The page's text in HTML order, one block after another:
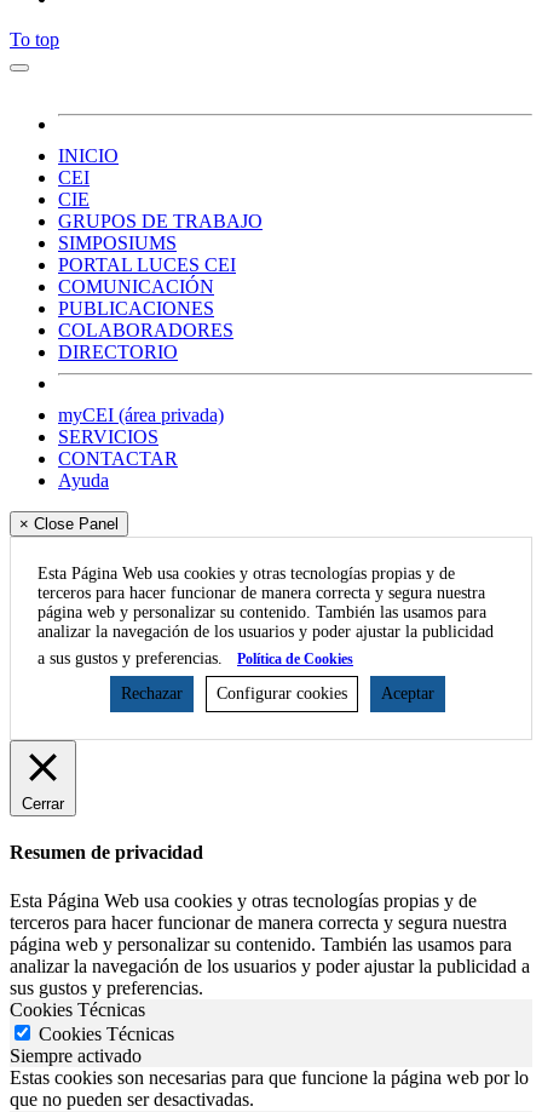
To top
INICIO
CEI
CIE
GRUPOS DE TRABAJO
SIMPOSIUMS
PORTAL LUCES CEI
COMUNICACIÓN
PUBLICACIONES
COLABORADORES
DIRECTORIO
myCEI (área privada)
SERVICIOS
CONTACTAR
Ayuda
× Close Panel
Esta Página Web usa cookies y otras tecnologías propias y de
terceros para hacer funcionar de manera correcta y segura nuestra
página web y personalizar su contenido. También las usamos para
analizar la navegación de los usuarios y poder ajustar la publicidad
a sus gustos y preferencias.
Política de Cookies
Rechazar Configurar cookies Aceptar
Cerrar
Resumen de privacidad
Esta Página Web usa cookies y otras tecnologías propias y de
terceros para hacer funcionar de manera correcta y segura nuestra
página web y personalizar su contenido. También las usamos para
analizar la navegación de los usuarios y poder ajustar la publicidad a
sus gustos y preferencias.
Cookies Técnicas
Cookies Técnicas
Siempre activado
Estas cookies son necesarias para que funcione la página web por lo
que no pueden ser desactivadas.